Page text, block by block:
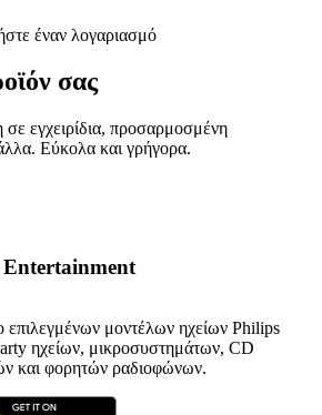
έναν λογαριασμό
σας
εγχειρίδια, προσαρμοσμένη
Εύκολα και γρήγορα.
επιλεγμένων μοντέλων ηχείων Philips
ηχείων, μικροσυστημάτων, CD
και φορητών ραδιοφώνων.